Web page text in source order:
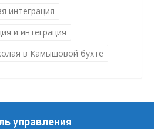
интеграция
и интеграция
в Камышовой бухте
управления